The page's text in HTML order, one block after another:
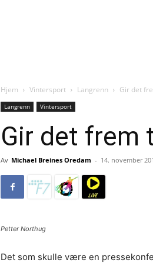
Hjem Vintersport Langrenn Gir det
Langrenn Vintersport
Gir det frem
Av Michael Breines Oredam - 14. november
Petter Northug
Det som skulle være en